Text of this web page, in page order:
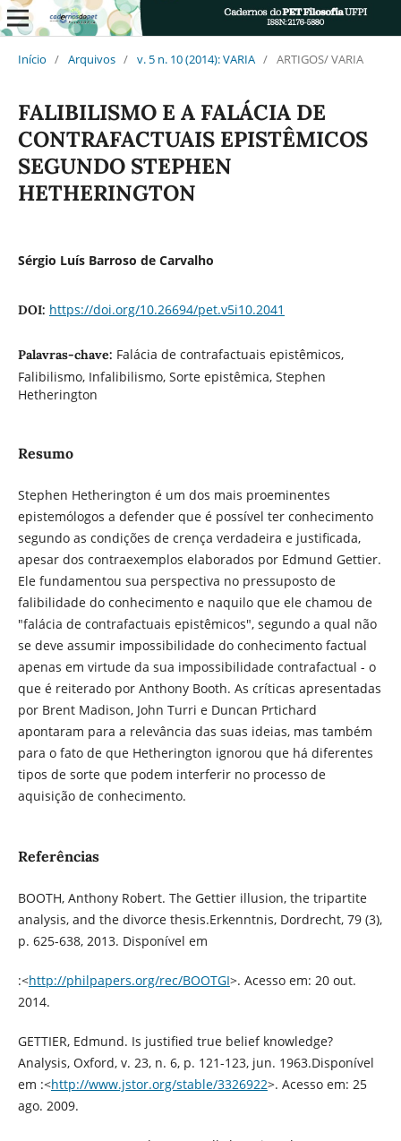
Início / Arquivos / v. 5 n. 10 (2014): VARIA / ARTIGOS/ VARIA
FALIBILISMO E A FALÁCIA DE
CONTRAFACTUAIS EPISTÊMICOS
SEGUNDO STEPHEN
HETHERINGTON
Sérgio Luís Barroso de Carvalho
DOI: https://doi.org/10.26694/pet.v5i10.2041
Palavras-chave: Falácia de contrafactuais epistêmicos,
Falibilismo, Infalibilismo, Sorte epistêmica, Stephen
Hetherington
Resumo
Stephen Hetherington é um dos mais proeminentes
epistemólogos a defender que é possível ter conhecimento
segundo as condições de crença verdadeira e justificada,
apesar dos contraexemplos elaborados por Edmund Gettier.
Ele fundamentou sua perspectiva no pressuposto de
falibilidade do conhecimento e naquilo que ele chamou de
"falácia de contrafactuais epistêmicos", segundo a qual não
se deve assumir impossibilidade do conhecimento factual
apenas em virtude da sua impossibilidade contrafactual - o
que é reiterado por Anthony Booth. As críticas apresentadas
por Brent Madison, John Turri e Duncan Prtichard
apontaram para a relevância das suas ideias, mas também
para o fato de que Hetherington ignorou que há diferentes
tipos de sorte que podem interferir no processo de
aquisição de conhecimento.
Referências
BOOTH, Anthony Robert. The Gettier illusion, the tripartite
analysis, and the divorce thesis.Erkenntnis, Dordrecht, 79 (3),
p. 625-638, 2013. Disponível em
:<http://philpapers.org/rec/BOOTGI>. Acesso em: 20 out.
2014.
GETTIER, Edmund. Is justified true belief knowledge?
Analysis, Oxford, v. 23, n. 6, p. 121-123, jun. 1963.Disponível
em :<http://www.jstor.org/stable/3326922>. Acesso em: 25
ago. 2009.